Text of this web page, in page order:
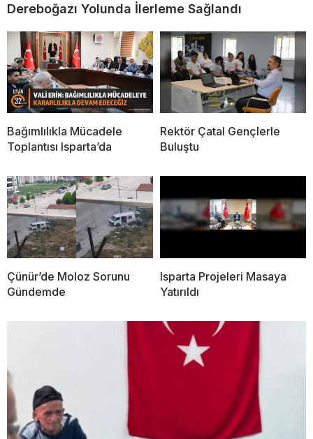
Dereboğazı Yolunda İlerleme Sağlandı
Bağımlılıkla Mücadele
Toplantısı Isparta’da
Rektör Çatal Gençlerle
Buluştu
Çünür’de Moloz Sorunu
Gündemde
Isparta Projeleri Masaya
Yatırıldı